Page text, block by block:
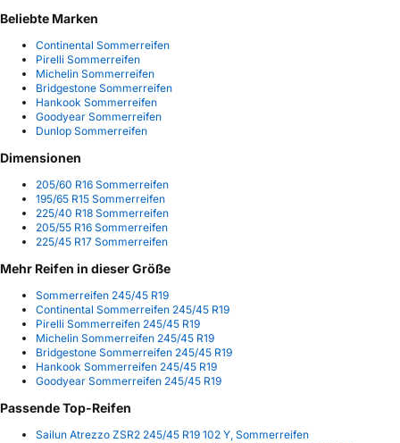
Beliebte Marken
Continental Sommerreifen
Pirelli Sommerreifen
Michelin Sommerreifen
Bridgestone Sommerreifen
Hankook Sommerreifen
Goodyear Sommerreifen
Dunlop Sommerreifen
Dimensionen
205/60 R16 Sommerreifen
195/65 R15 Sommerreifen
225/40 R18 Sommerreifen
205/55 R16 Sommerreifen
225/45 R17 Sommerreifen
Mehr Reifen in dieser Größe
Sommerreifen 245/45 R19
Continental Sommerreifen 245/45 R19
Pirelli Sommerreifen 245/45 R19
Michelin Sommerreifen 245/45 R19
Bridgestone Sommerreifen 245/45 R19
Hankook Sommerreifen 245/45 R19
Goodyear Sommerreifen 245/45 R19
Passende Top-Reifen
Sailun Atrezzo ZSR2 245/45 R19 102 Y, Sommerreifen